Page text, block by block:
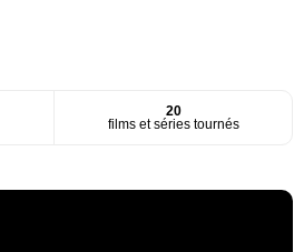
20
films et séries tournés